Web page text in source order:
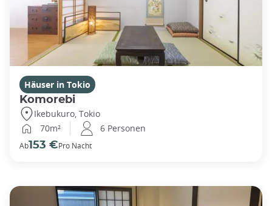
Häuser in Tokio
Komorebi
Ikebukuro, Tokio
70m²
6 Personen
Ab153 €Pro Nacht